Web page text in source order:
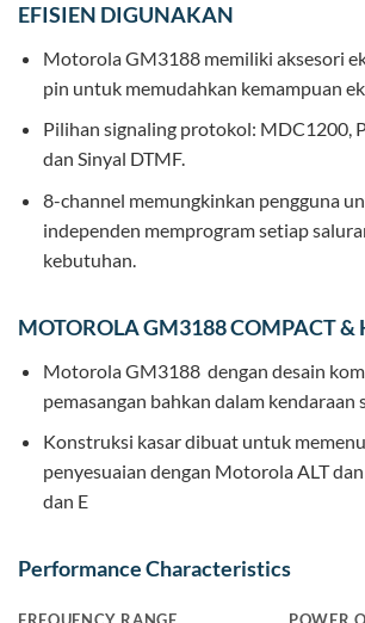
EFISIEN DIGUNAKAN
Motorola GM3188 memiliki aksesori
pin untuk memudahkan kemampuan
Pilihan signaling protokol: MDC1200,
dan Sinyal DTMF.
8-channel memungkinkan pengguna
independen memprogram setiap
kebutuhan.
MOTOROLA GM3188 COMPACT &
Motorola GM3188 dengan desain
pemasangan bahkan dalam kendaraan
Konstruksi kasar dibuat untuk
penyesuaian dengan Motorola ALT
dan E
Performance Characteristics
FREQUENCY RANGE POWER